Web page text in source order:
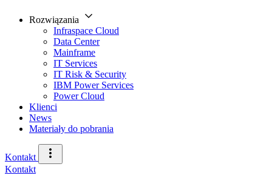
Rozwiązania
Infraspace Cloud
Data Center
Mainframe
IT Services
IT Risk & Security
IBM Power Services
Power Cloud
Klienci
News
Materiały do pobrania
Kontakt
Kontakt